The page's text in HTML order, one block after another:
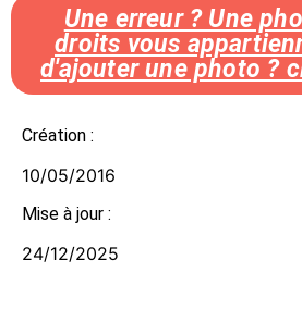
Une erreur ? Une
droits vous
d'ajouter une photo ?
Création :
10/05/2016
Mise à jour :
24/12/2025